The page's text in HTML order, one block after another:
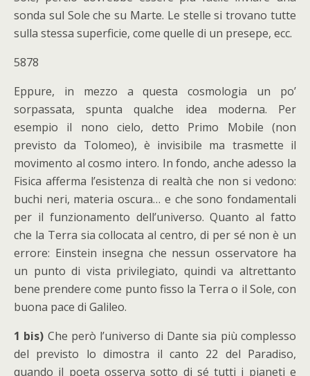
sonda sul Sole che su Marte. Le stelle si trovano tutte
sulla stessa superficie, come quelle di un presepe, ecc.
5878
Eppure, in mezzo a questa cosmologia un po’
sorpassata, spunta qualche idea moderna. Per
esempio il nono cielo, detto Primo Mobile (non
previsto da Tolomeo), è invisibile ma trasmette il
movimento al cosmo intero. In fondo, anche adesso la
Fisica afferma l’esistenza di realtà che non si vedono:
buchi neri, materia oscura… e che sono fondamentali
per il funzionamento dell’universo. Quanto al fatto
che la Terra sia collocata al centro, di per sé non è un
errore: Einstein insegna che nessun osservatore ha
un punto di vista privilegiato, quindi va altrettanto
bene prendere come punto fisso la Terra o il Sole, con
buona pace di Galileo.
1 bis) Che però l’universo di Dante sia più complesso
del previsto lo dimostra il canto 22 del Paradiso,
quando il poeta osserva sotto di sé tutti i pianeti e